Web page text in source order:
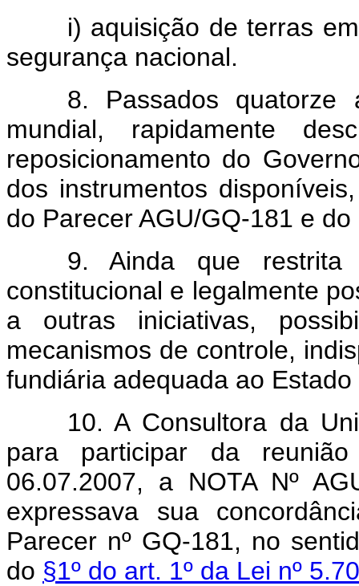
i) aquisição de terras
segurança nacional.
8. Passados quatorze
mundial, rapidamente
reposicionamento do
dos instrumentos
do Parecer AGU/GQ-181 e
9. Ainda que restrita
constitucional e legalmente
a outras iniciativas,
mecanismos de controle,
fundiária adequada ao
10. A Consultora da
para participar da
06.07.2007, a NOTA Nº
expressava sua
Parecer nº GQ-181, no
do §1º do art. 1º da Lei nº